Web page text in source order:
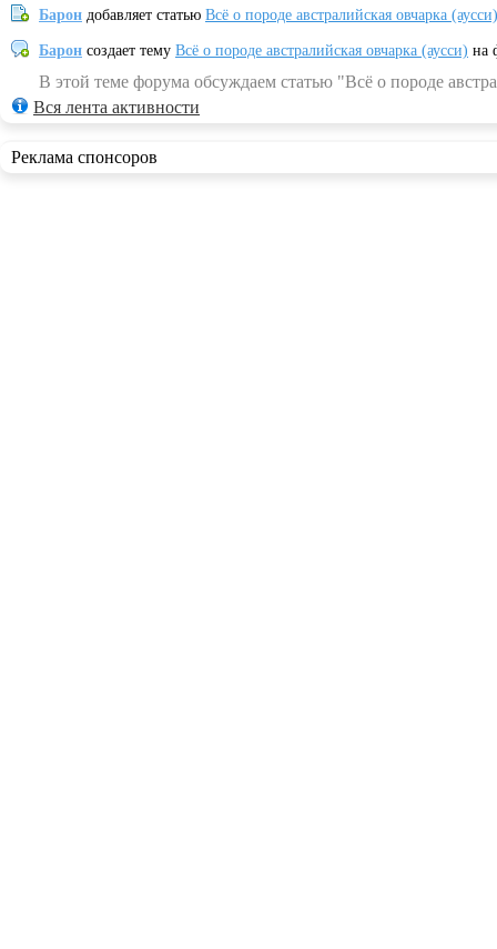
Барон добавляет статью Всё о породе австралийская овчарка (аусси)
Барон создает тему Всё о породе австралийская овчарка (аусси) на
В этой теме форума обсуждаем статью "Всё о породе
Вся лента активности
Реклама спонсоров